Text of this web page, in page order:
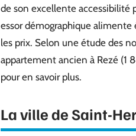
de son excellente accessibilité
essor démographique
les prix. Selon une étude des
appartement ancien à Rezé (1
pour en savoir plus.
La ville de Saint-